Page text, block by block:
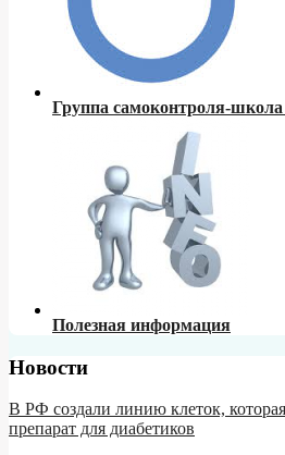
Группа самоконтроля-школа
Полезная информация
Новости
В РФ создали линию клеток,
препарат для диабетиков